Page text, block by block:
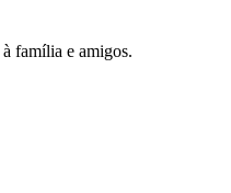
à família e amigos.